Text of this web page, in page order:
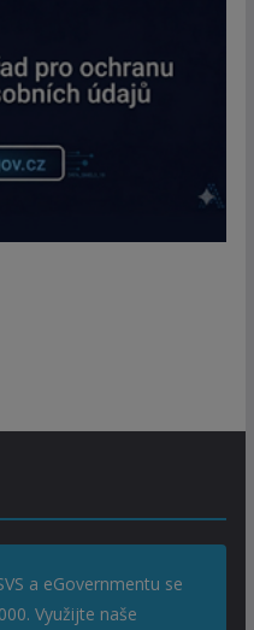
a eGovernmentu se
Využijte naše